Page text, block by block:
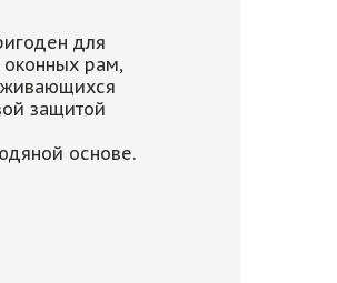
для
рам,
защитой
основе.